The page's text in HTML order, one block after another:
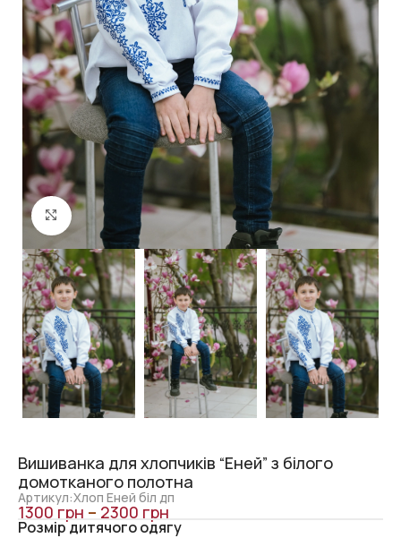
Click to enlarge
Вишиванка для хлопчиків “Еней” з білого
домотканого полотна
Артикул:Хлоп Еней біл дп
1300 грн – 2300 грн
Розмір дитячого одягу